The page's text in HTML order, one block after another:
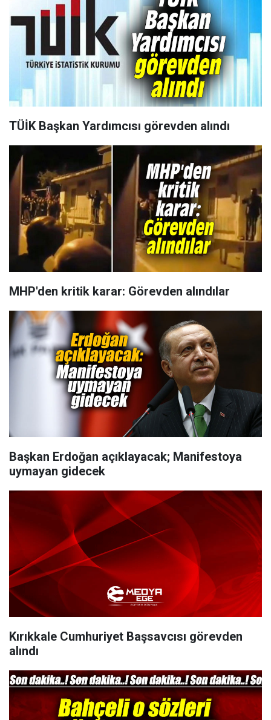
TÜİK Başkan Yardımcısı görevden alındı
MHP'den kritik karar: Görevden alındılar
Başkan Erdoğan açıklayacak; Manifestoya
uymayan gidecek
Kırıkkale Cumhuriyet Başsavcısı görevden
alındı